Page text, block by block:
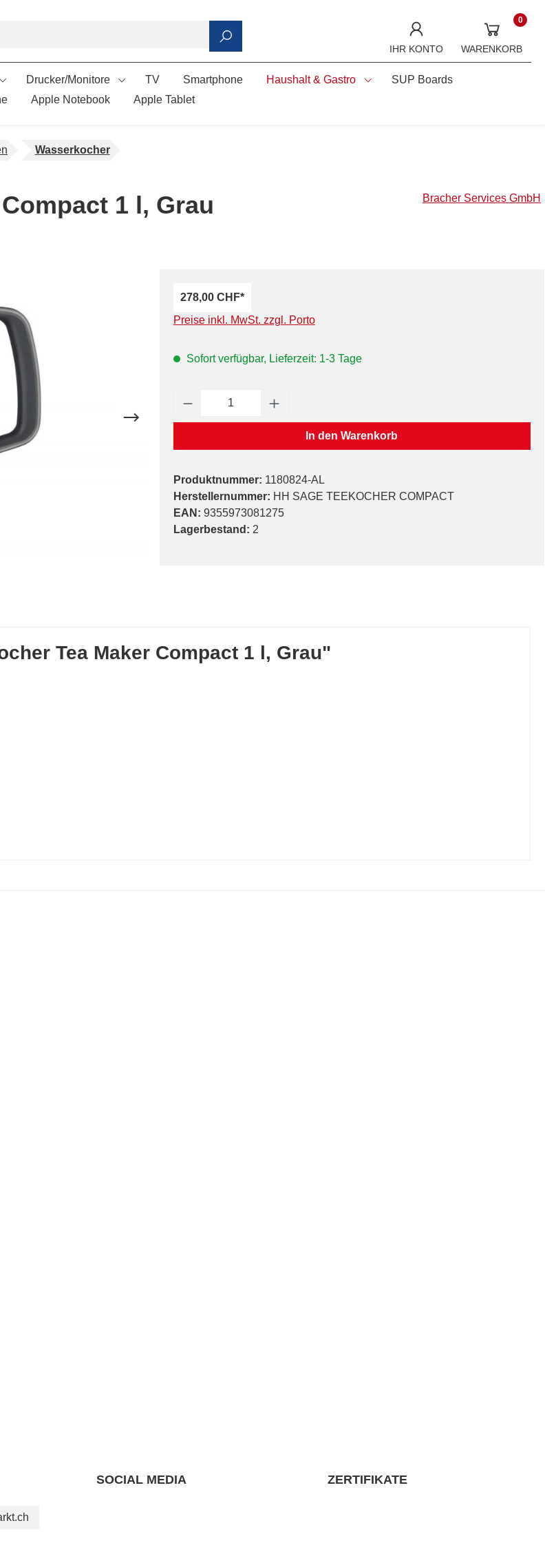
IHR KONTO
0
WARENKORB
Drucker/Monitore TV Smartphone Haushalt & Gastro
SUP Boards
Apple Notebook Apple Tablet
Wasserkocher
1 l, Grau Bracher Services GmbH
278,00 CHF*
Preise inkl. MwSt. zzgl. Porto
Sofort verfügbar, Lieferzeit: 1-3 Tage
Produkt Anzahl: Gib den gewünschten Wert ein
In den Warenkorb
Produktnummer: 1180824-AL
Herstellernummer: HH SAGE TEEKOCHER COMPACT
EAN: 9355973081275
Lagerbestand: 2
Tea Maker Compact 1 l, Grau"
SOCIAL MEDIA ZERTIFIKATE